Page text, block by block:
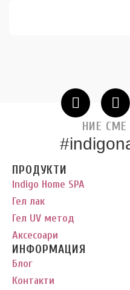
НИЕ СМЕ
ПРОДУКТИ
Indigo Home SPA
Гел лак
Гел UV метод
Аксесоари
ИНФОРМАЦИЯ
Блог
Контакти